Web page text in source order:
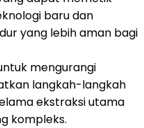
baru dan
yang lebih aman bagi
mengurangi
langkah-langkah
ekstraksi utama
kompleks.